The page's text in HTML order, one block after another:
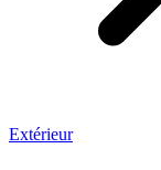
Extérieur